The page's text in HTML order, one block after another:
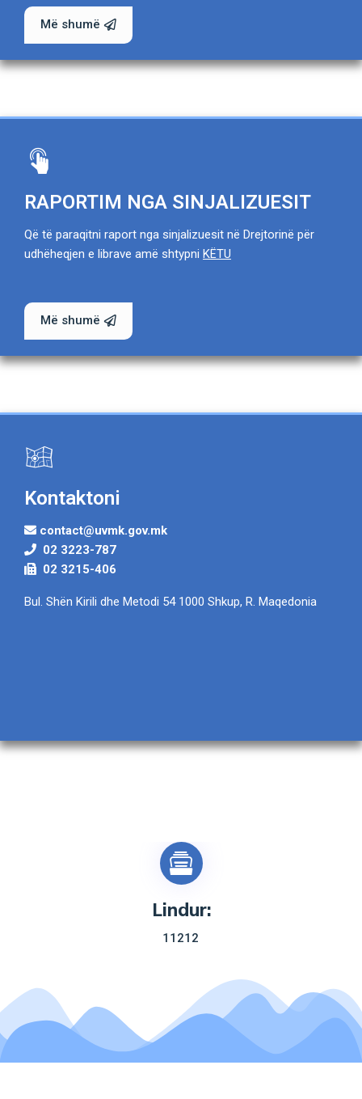
Më shumë
RAPORTIM NGA SINJALIZUESIT
Që të paraqitni raport nga sinjalizuesit në Drejtorinë për
udhëheqjen e librave amë shtypni KËTU
Më shumë
Kontaktoni
contact@uvmk.gov.mk
02 3223-787
02 3215-406
Bul. Shën Kirili dhe Metodi 54 1000 Shkup, R. Maqedonia
Martuar:
325